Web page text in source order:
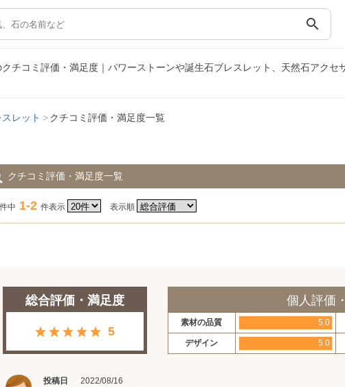
search
チコミ評価・満足度｜パワーストーンや誕生石ブレスレット、天然石アクセ
レット クチコミ評価・満足度一覧
クチコミ評価・満足度一覧
件中 1-2 件表示 表示順
総合評価・満足度
5
個人評価
素材の品質 5.0
デザイン 5.0
投稿日
2022/08/16